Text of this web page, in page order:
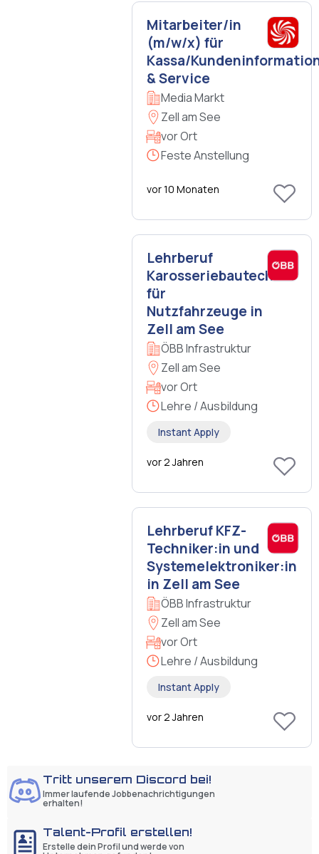
Tritt unserem Discord bei!
Immer laufende Jobbenachrichtigungen
erhalten!
Talent-Profil erstellen!
Erstelle dein Profil und werde von
Mitarbeiter/in
(m/w/x) für
Kassa/
& Service
Media Markt
Zell am See
vor Ort
Feste Anstellung
vor 10 Monaten
Lehrberuf
Karosseriebautechnik
für
Nutzfahrzeuge in
Zell am See
ÖBB Infrastruktur
Zell am See
vor Ort
Lehre / Ausbildung
Instant Apply
vor 2 Jahren
Lehrberuf KFZ-
Techniker:in und
Systemelektroniker:in
in Zell am See
ÖBB Infrastruktur
Zell am See
vor Ort
Lehre / Ausbildung
Instant Apply
vor 2 Jahren